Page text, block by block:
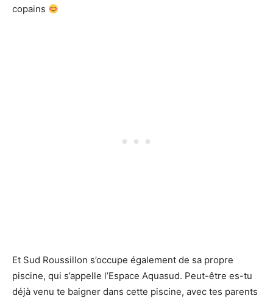
copains
Et Sud Roussillon s’occupe également de sa propre
piscine, qui s’appelle l’Espace Aquasud. Peut-être es-tu
déjà venu te baigner dans cette piscine, avec tes parents